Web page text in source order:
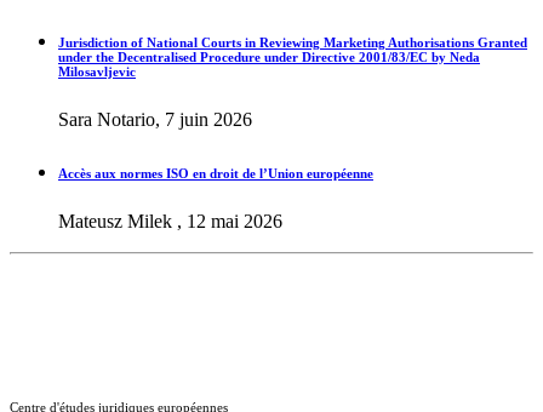
Jurisdiction of National Courts in Reviewing Marketing Authorisations Granted
under the Decentralised Procedure under Directive 2001/83/EC by Neda
Milosavljevic
Sara Notario, 7 juin 2026
Accès aux normes ISO en droit de l’Union européenne
Mateusz Milek , 12 mai 2026
Centre d'études juridiques européennes